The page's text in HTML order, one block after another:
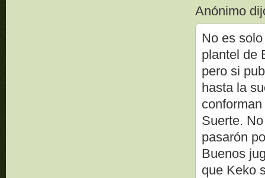
Anónimo
No es
plantel de
pero si
hasta la
Suerte.
pasarón
Buenos
que Keko